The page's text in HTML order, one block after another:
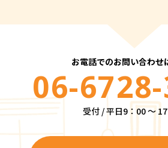
お電話でのお問い合わせ
06-
受付 / 平日9：00 ～